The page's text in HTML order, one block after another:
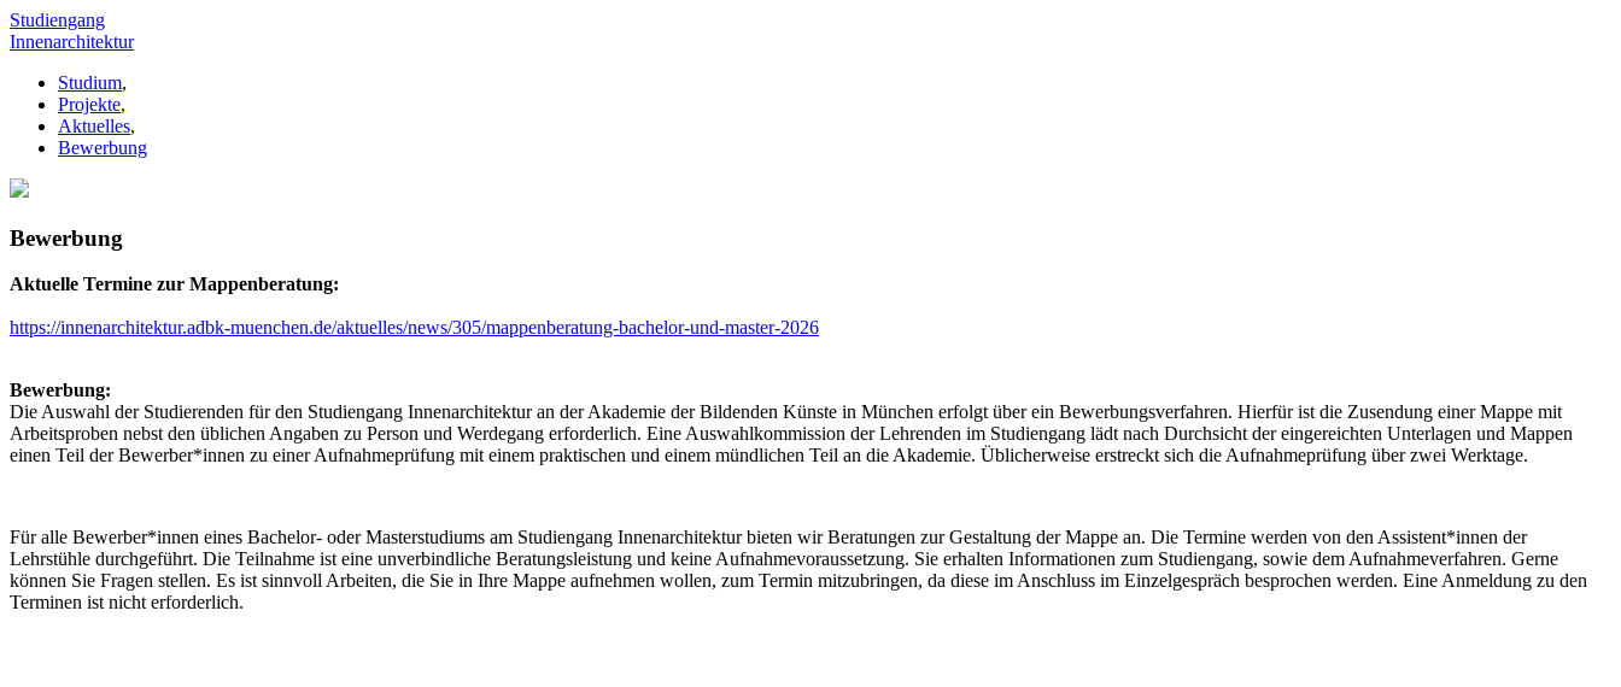
Studiengang
Innenarchitektur
Studium,
Projekte,
Aktuelles,
Bewerbung
Bewerbung
Aktuelle Termine zur Mappenberatung:
https://innenarchitektur.adbk-muenchen.de/aktuelles/news/305/mappenberatung-bachelor-und-master-2026
Bewerbung:
Die Auswahl der Studierenden für den Studiengang Innenarchitektur an der Akademie der Bildenden Künste in München erfolgt über ein Bewerbungsverfahren. Hierfür ist die Zusendung einer Mappe mit
Arbeitsproben nebst den üblichen Angaben zu Person und Werdegang erforderlich. Eine Auswahlkommission der Lehrenden im Studiengang lädt nach Durchsicht der eingereichten Unterlagen und Mappen
einen Teil der Bewerber*innen zu einer Aufnahmeprüfung mit einem praktischen und einem mündlichen Teil an die Akademie. Üblicherweise erstreckt sich die Aufnahmeprüfung über zwei Werktage.
Für alle Bewerber*innen eines Bachelor- oder Masterstudiums am Studiengang Innenarchitektur bieten wir Beratungen zur Gestaltung der Mappe an. Die Termine werden von den Assistent*innen der
Lehrstühle durchgeführt. Die Teilnahme ist eine unverbindliche Beratungsleistung und keine Aufnahmevoraussetzung. Sie erhalten Informationen zum Studiengang, sowie dem Aufnahmeverfahren. Gerne
können Sie Fragen stellen. Es ist sinnvoll Arbeiten, die Sie in Ihre Mappe aufnehmen wollen, zum Termin mitzubringen, da diese im Anschluss im Einzelgespräch besprochen werden. Eine Anmeldung zu den
Terminen ist nicht erforderlich.